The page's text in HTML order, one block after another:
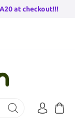
at checkout!!!